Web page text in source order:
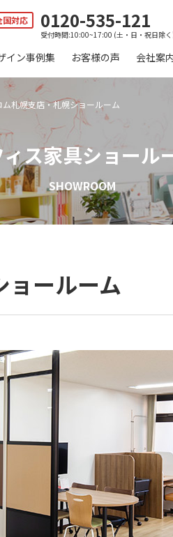
国対応 0120-535-121
受付時間:10:00~17:00 (土・日・祝日除
イン事例集 お客様の声 会社案
ム札幌支店・札幌ショールーム
ス家具ショール
SHOWROOM
ョールーム